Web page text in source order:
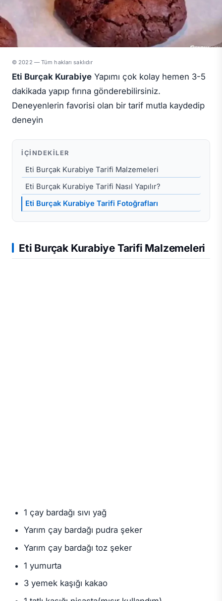
© 2022 — Tüm hakları saklıdır
Eti Burçak Kurabiye Yapımı çok kolay hemen 3-5
dakikada yapıp fırına gönderebilirsiniz.
Deneyenlerin favorisi olan bir tarif mutla kaydedip
deneyin
İÇINDEKILER
Eti Burçak Kurabiye Tarifi Malzemeleri
Eti Burçak Kurabiye Tarifi Nasıl Yapılır?
Eti Burçak Kurabiye Tarifi Fotoğrafları
Eti Burçak Kurabiye Tarifi Malzemeleri
1 çay bardağı sıvı yağ
Yarım çay bardağı pudra şeker
Yarım çay bardağı toz şeker
1 yumurta
3 yemek kaşığı kakao